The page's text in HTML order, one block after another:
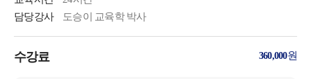
담당강사
도승이 교육학 박사
수강료 360,000원